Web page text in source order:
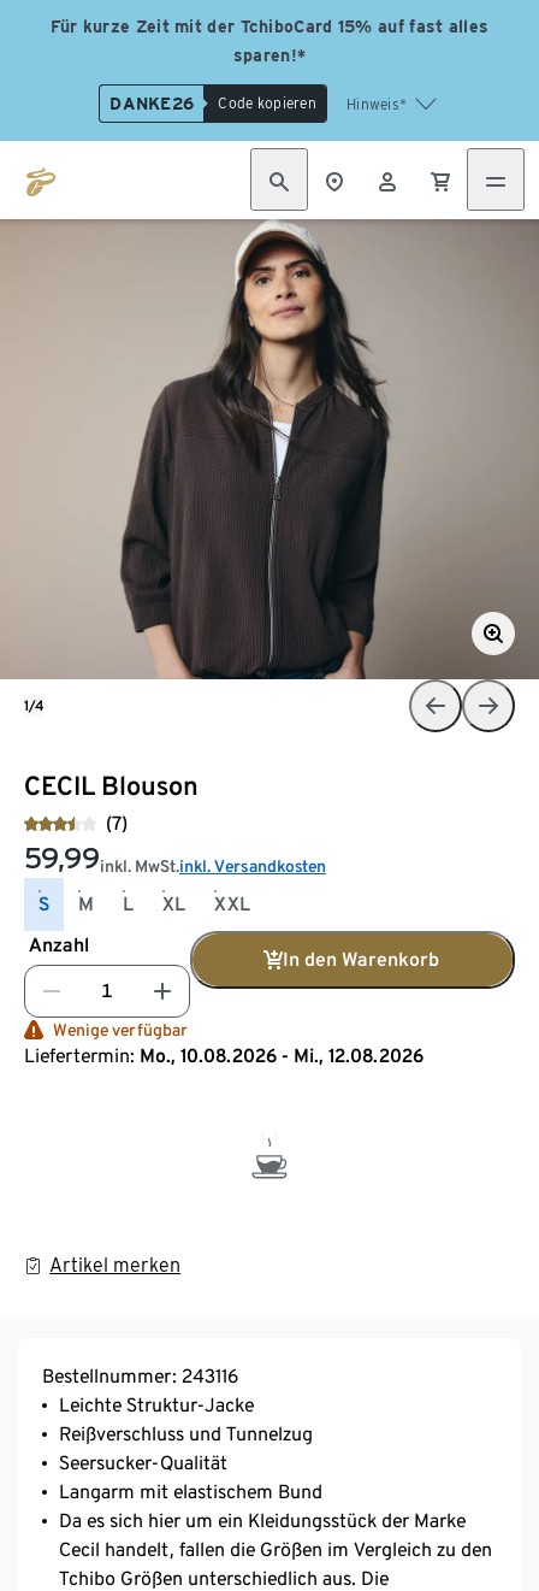
Für kurze Zeit mit der TchiboCard 15% auf fast alles
sparen!*
DANKE26 Code kopieren Hinweis*
CECIL Blouson
(7)
59,99inkl. MwSt.inkl. Versandkosten
S M L XL
XXL
Anzahl
In den Warenkorb
Wenige verfügbar
Liefertermin: Mo., 10.08.2026 - Mi., 12.08.2026
Artikel merken
1/4
Bestellnummer: 243116
Leichte Struktur-Jacke
Reißverschluss und Tunnelzug
Seersucker-Qualität
Langarm mit elastischem Bund
Da es sich hier um ein Kleidungsstück der Marke
Cecil handelt, fallen die Größen im Vergleich zu den
Tchibo Größen unterschiedlich aus. Die